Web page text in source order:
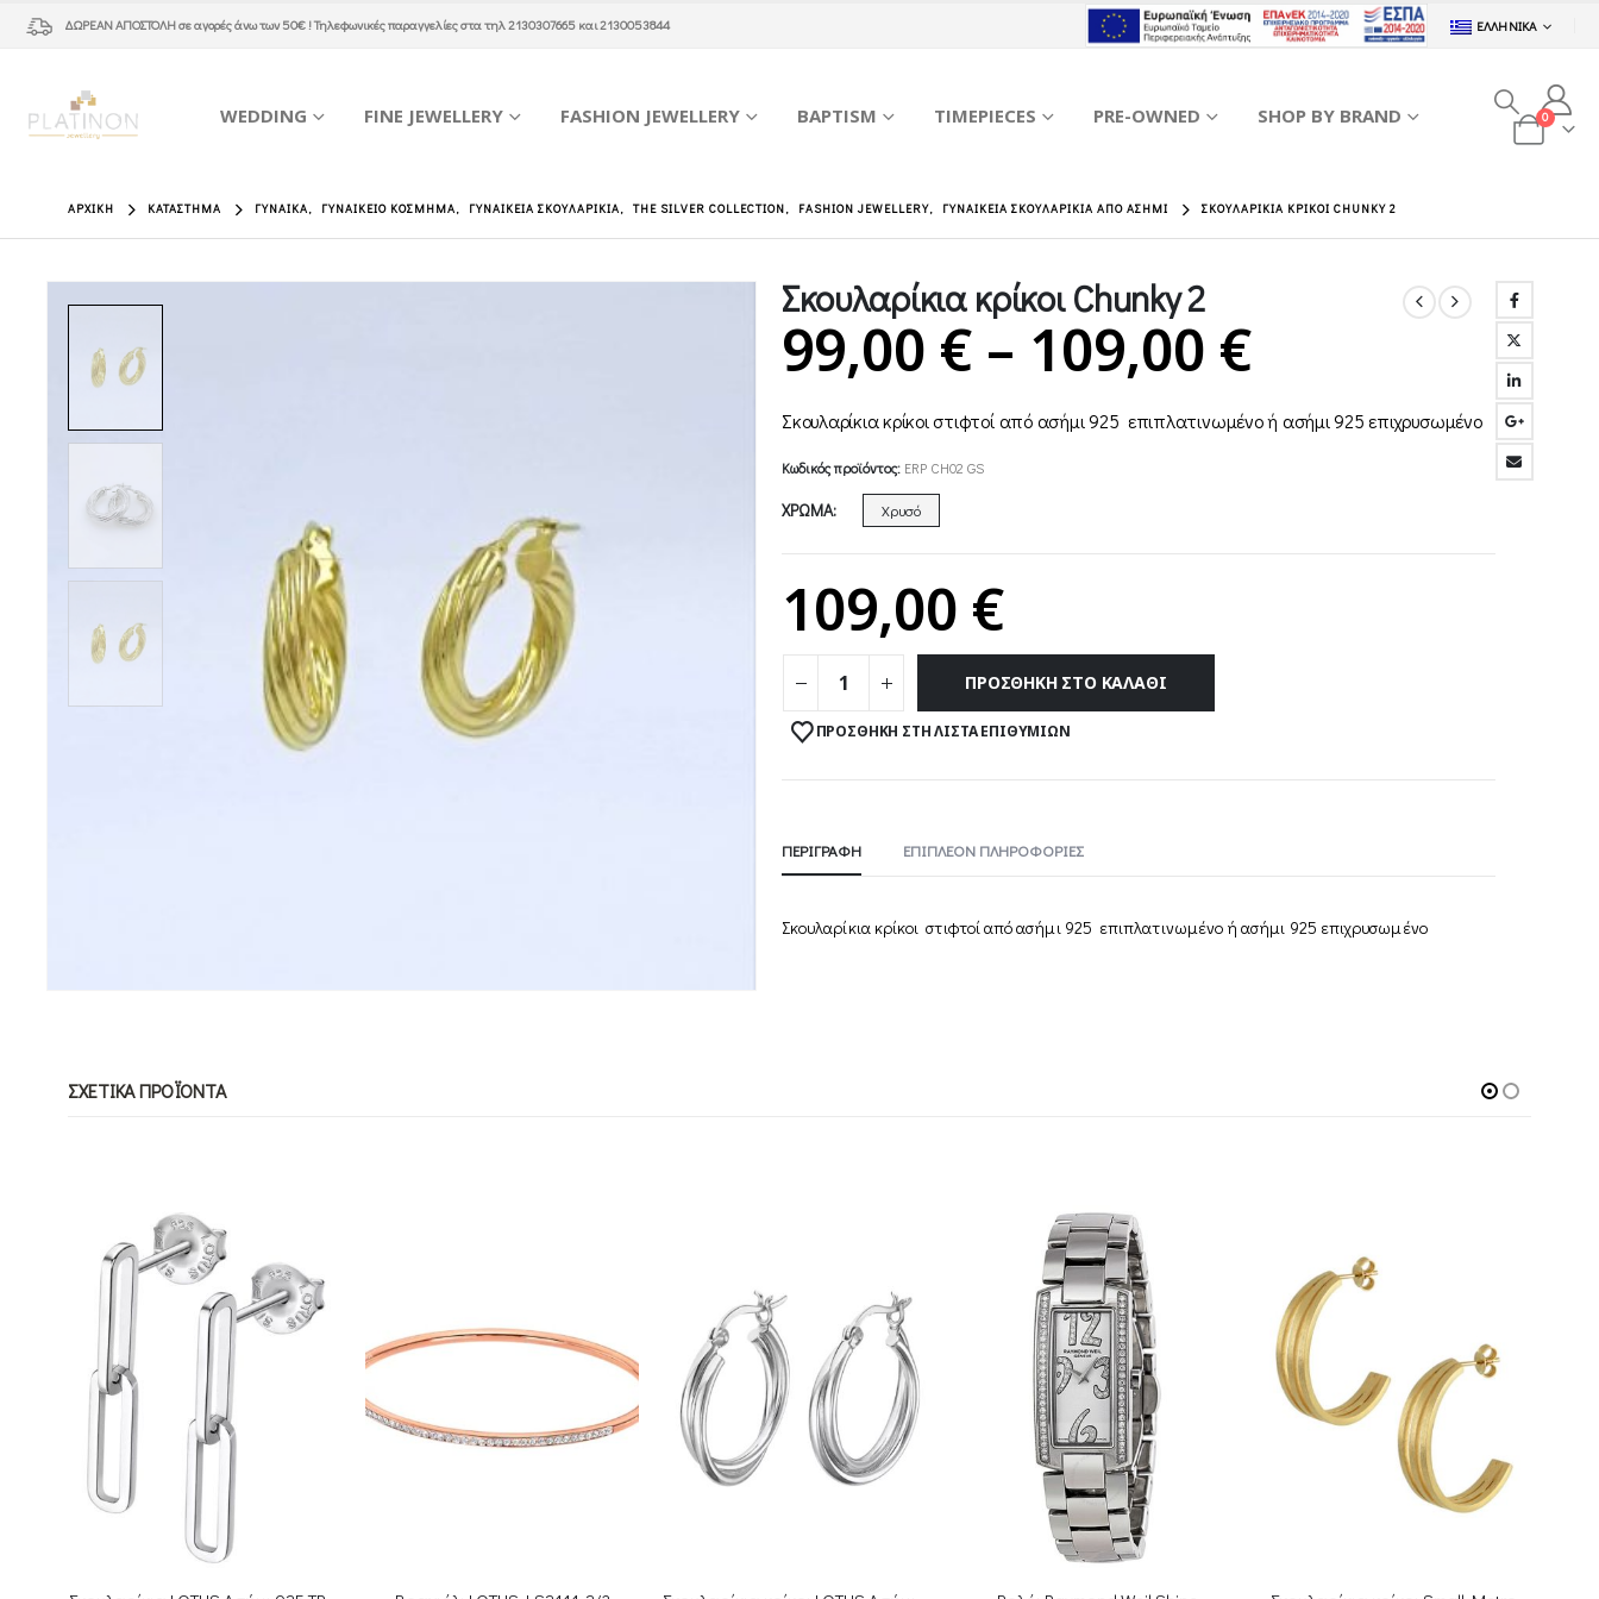
ΔΩΡΕΑΝ ΑΠΟΣΤΟΛΗσε αγορές άνω των 50€ ! Τηλεφωνικές παραγγελίες στα τηλ2130307665 και2130053844 ΕΛΛΗΝΙΚΆ
WEDDING FINE JEWELLERY FASHION JEWELLERY BAPTISM TIMEPIECES PRE-OWNED SHOP BY BRAND 0
ΑΡΧΙΚΉ ΚΑΤΆΣΤΗΜΑ ΓΥΝΑΊΚΑ, ΓΥΝΑΙΚΕΊΟ ΚΌΣΜΗΜΑ, ΓΥΝΑΙΚΕΊΑ ΣΚΟΥΛΑΡΊΚΙΑ, THE SILVER COLLECTION, FASHION JEWELLERY, ΓΥΝΑΙΚΕΊΑ ΣΚΟΥΛΑΡΊΚΙΑ ΑΠΌ ΑΣΉΜΙ ΣΚΟΥΛΑΡΊΚΙΑ ΚΡΊΚΟΙ CHUNKY 2
Σκουλαρίκια κρίκοι Chunky 2
99,00 € – 109,00 €Price
range:
through
Σκουλαρίκια κρίκοι στιφτοί από ασήμι 925 επιπλατινωμένο ή ασήμι 925 επιχρυσωμένο
Κωδικός προϊόντος: ERP CH02 GS
ΧΡΏΜΑ Χρυσό
109,00 €
ΠΡΟΣΘΉΚΗ ΣΤΟ ΚΑΛΆΘΙ
ΠΡΟΣΘΉΚΗ ΣΤΗ ΛΊΣΤΑ ΕΠΙΘΥΜΙΏΝ
ΠΕΡΙΓΡΑΦΉ ΕΠΙΠΛΈΟΝ ΠΛΗΡΟΦΟΡΊΕΣ
Σκουλαρίκια κρίκοι στιφτοί από ασήμι 925 επιπλατινωμένο ή ασήμι 925 επιχρυσωμένο
ΣΧΕΤΙΚΆ ΠΡΟΪΌΝΤΑ